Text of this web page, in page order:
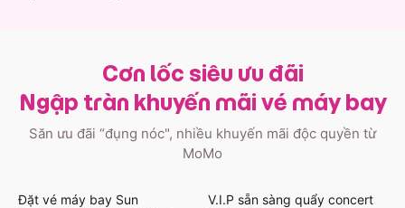
Cơn lốc siêu ưu đãi
Ngập tràn khuyến mãi vé máy bay
Săn ưu đãi “đụng nóc", nhiều khuyến mãi độc quyền từ
MoMo
Đặt vé máy bay Sun
V.I.P sẵn sàng quẩy concert